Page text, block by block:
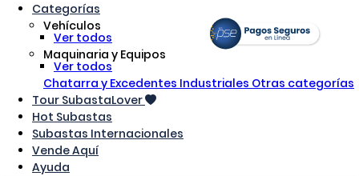
Categorías
Vehículos
Ver todos
Maquinaria y Equipos
Ver todos
Chatarra y Excedentes Industriales Otras categorías
Tour SubastaLover
Hot Subastas
Subastas Internacionales
Vende Aquí
Ayuda